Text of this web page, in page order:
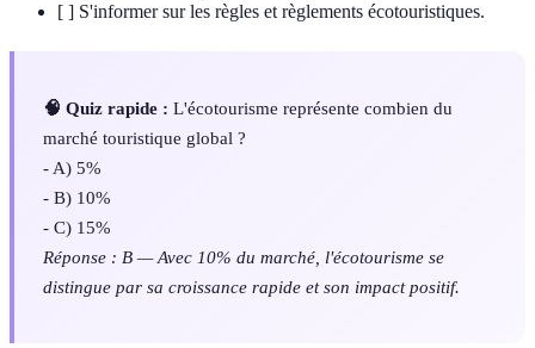
[ ] S'informer sur les règles et règlements écotouristiques.
🧠 Quiz rapide : L'écotourisme représente combien du
marché touristique global ?
- A) 5%
- B) 10%
- C) 15%
Réponse : B — Avec 10% du marché, l'écotourisme se
distingue par sa croissance rapide et son impact positif.